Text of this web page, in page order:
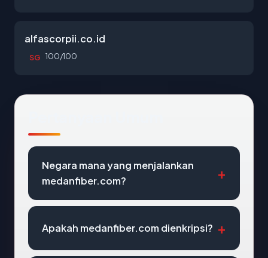
alfascorpii.co.id
SG 100/100
Negara mana yang menjalankan
medanfiber.com?
Apakah medanfiber.com dienkripsi?